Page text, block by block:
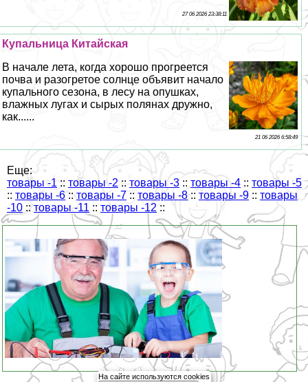
27 06 2026 23:38:11
Купальница Китайская
В начале лета, когда хорошо прогреется
почва и разогретое солнце объявит начало
купального сезона, в лесу на опушках,
влажных лугах и сырых полянах дружно,
как......
21 06 2026 6:58:49
Еще:
товары -1 :: товары -2 :: товары -3 :: товары -4 :: товары -5
:: товары -6 :: товары -7 :: товары -8 :: товары -9 :: товары
-10 ::товары -11 :: товары -12 ::
На сайте используются cookies